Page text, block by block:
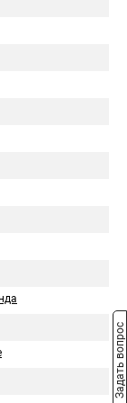
Задать вопрос